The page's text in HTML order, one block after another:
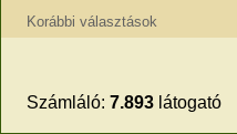
Korábbi választások
Számláló: 7.893látogató